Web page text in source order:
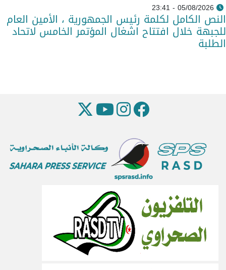
05/08/2026 - 23:41
النص الكامل لكلمة رئيس الجمهورية ، الأمين العام
للجبهة خلال افتتاح اشغال المؤتمر الخامس لاتحاد
الطلبة